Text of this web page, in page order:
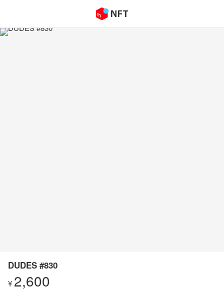
DUDES #830
¥ 2,600